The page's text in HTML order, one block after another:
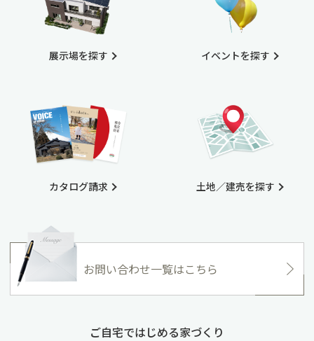
展示場を探す
カタログ請求
イベントを探す
土地／建売を探す
お問い合わせ一覧はこちら
ご自宅ではじめる家づくり